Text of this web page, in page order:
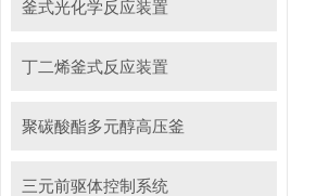
釜式光化学反应装置
丁二烯釜式反应装置
聚碳酸酯多元醇高压釜
三元前驱体控制系统